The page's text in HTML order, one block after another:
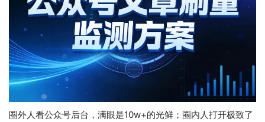
圈外人看公众号后台，满眼是10w+的光鲜；圈内人打开极致了